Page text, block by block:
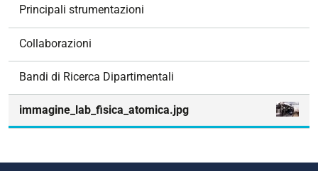
Principali strumentazioni
Collaborazioni
Bandi di Ricerca Dipartimentali
immagine_lab_fisica_atomica.jpg